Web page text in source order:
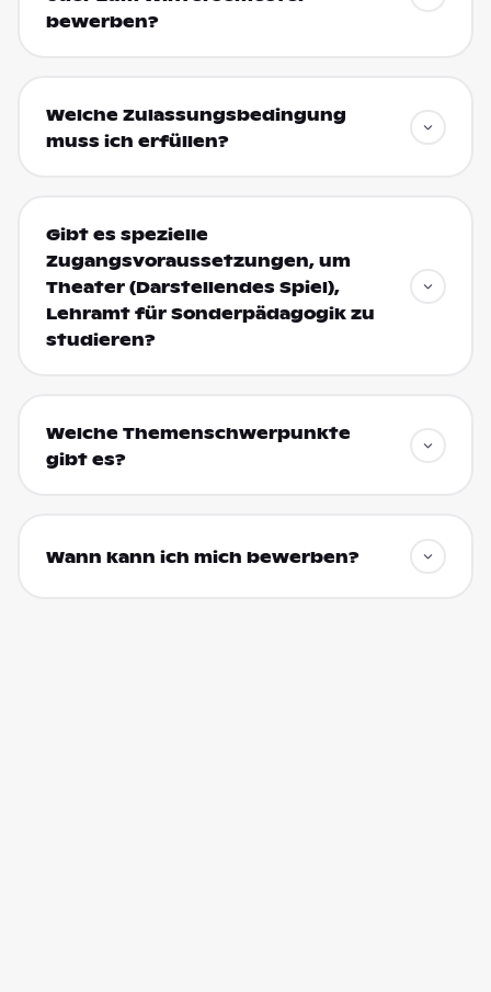
bewerben?
Welche Zulassungsbedingung
muss ich erfüllen?
Gibt es spezielle
Zugangsvoraussetzungen, um
Theater (Darstellendes Spiel),
Lehramt für Sonderpädagogik zu
studieren?
Welche Themenschwerpunkte
gibt es?
Wann kann ich mich bewerben?